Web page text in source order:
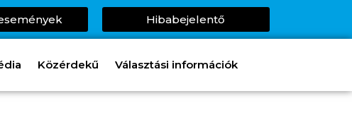
Hibabejelentő
Közérdekű Választási információk